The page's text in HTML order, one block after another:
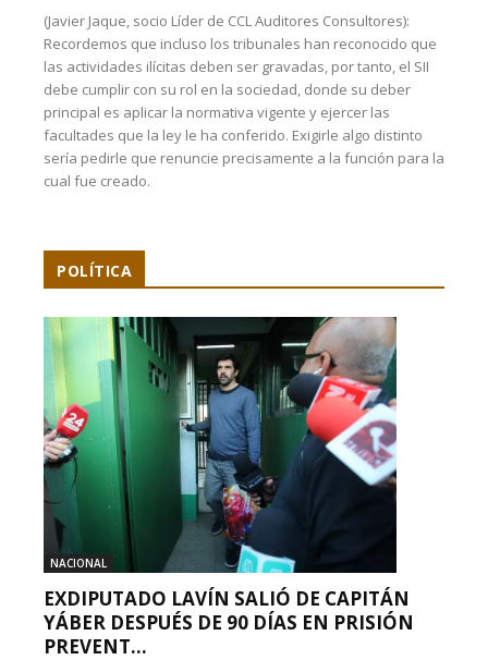
(Javier Jaque, socio Líder de CCL Auditores Consultores):
Recordemos que incluso los tribunales han reconocido que
las actividades ilícitas deben ser gravadas, por tanto, el SII
debe cumplir con su rol en la sociedad, donde su deber
principal es aplicar la normativa vigente y ejercer las
facultades que la ley le ha conferido. Exigirle algo distinto
sería pedirle que renuncie precisamente a la función para la
cual fue creado.
POLÍTICA
NACIONAL
EXDIPUTADO LAVÍN SALIÓ DE CAPITÁN
YÁBER DESPUÉS DE 90 DÍAS EN PRISIÓN
PREVENT...